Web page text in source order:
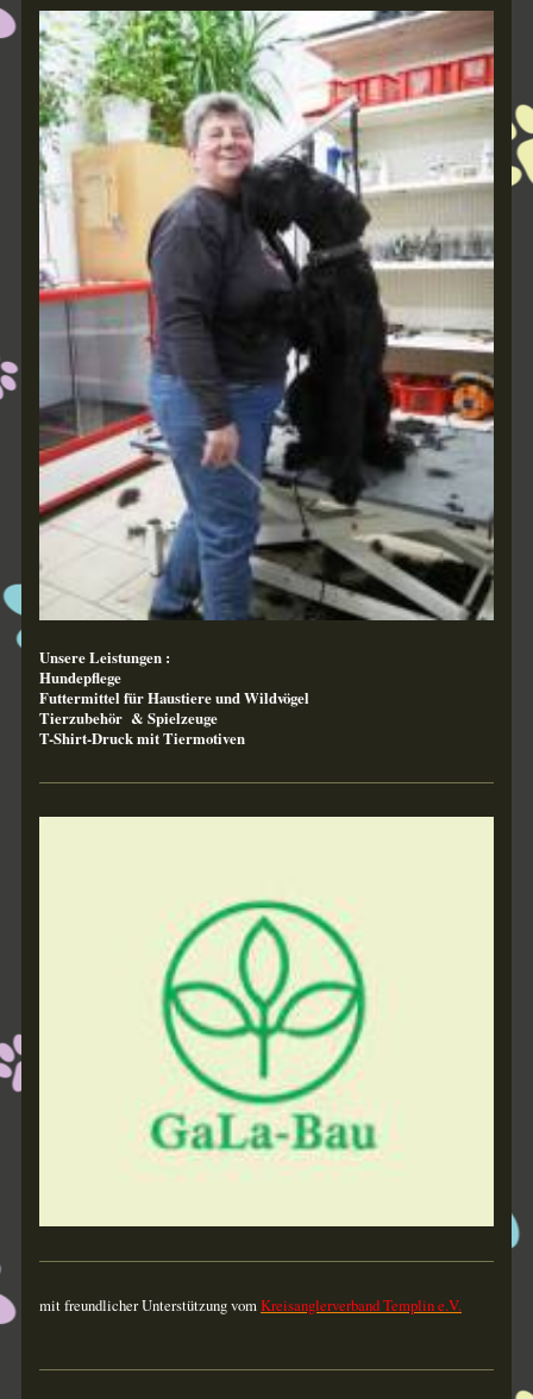
Unsere Leistungen :
Hundepflege
Futtermittel für Haustiere und Wildvögel
Tierzubehör & Spielzeuge
T-Shirt-Druck mit Tiermotiven
mit freundlicher Unterstützung vomKreisanglerverband Templin e.V.